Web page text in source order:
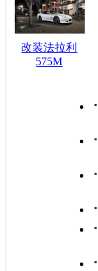
改装法拉利
575M